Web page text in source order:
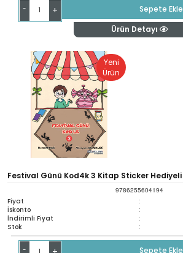
- +
Sepete Ekle
Ürün Detayı
Yeni
Ürün
Festival Günü Kod4k 3 Kitap Sticker Hediyeli
9786255604194
Fiyat :
İskonto :
İndirimli Fiyat :
Stok :
-
Sepete Ekle